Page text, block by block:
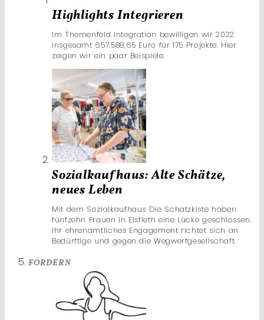
Highlights Integrieren
Im Themenfeld Integration bewilligen wir 2022
insgesamt 657.588,65 Euro für 175 Projekte. Hier
zeigen wir ein paar Beispiele.
Sozialkaufhaus: Alte Schätze,
neues Leben
Mit dem Sozialkaufhaus Die Schatzkiste haben
fünfzehn Frauen in Elsfleth eine Lücke geschlossen.
Ihr ehrenamtliches Engagement richtet sich an
Bedürftige und gegen die Wegwerfgesellschaft.
FÖRDERN